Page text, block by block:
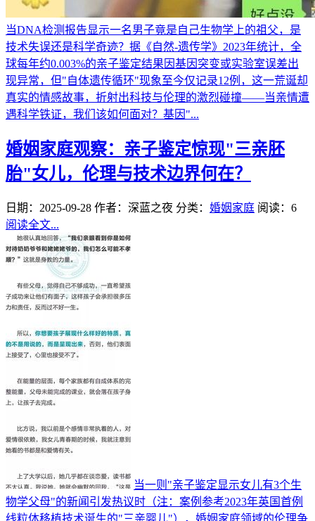
当DNA检测报告显示一名男子竟是自己生物学上的祖父，是
技术失误还是科学奇迹？据《自然-遗传学》2023年统计，全
球每年约0.003%的亲子鉴定结果因基因突变或实验室误差出
现异常，但"自体遗传循环"现象至今仅记录12例，这一荒诞却
真实的情感故事，折射出科技与伦理的激烈碰撞——当亲情遭
遇科学铁证，我们该如何面对？基因"...
婚姻家庭观察：亲子鉴定惊现"三亲胚
胎"女儿，伦理与技术边界何在？
日期：2025-09-28 作者：深蓝之夜 分类： 婚姻家庭 阅读：6
阅读全文...
当一则"亲子鉴定显示女儿有3个生
物学父母"的新闻引发热议时（注：案例参考2023年英国首例